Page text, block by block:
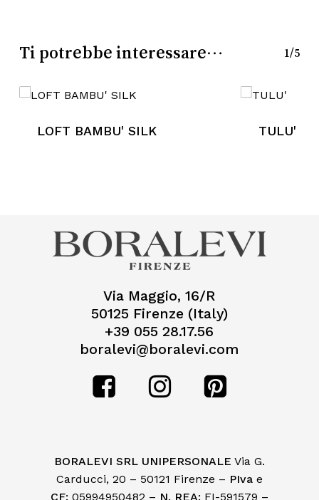
Ti potrebbe interessare… 1/5
LOFT BAMBU' SILK TULU'
Via Maggio, 16/R
50125 Firenze (Italy)
+39 055 28.17.56
boralevi@boralevi.com
BORALEVI SRL UNIPERSONALE Via G.
Carducci, 20 – 50121 Firenze – PIvae
CF: 05994950482 – N. REA: FI-591579 –